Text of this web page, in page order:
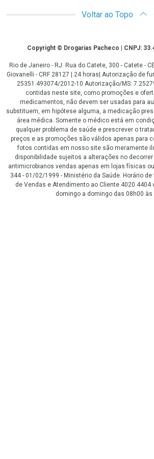
Voltar ao Topo
CopyrightCopyright © Drogarias Pacheco | CNPJ:
Rio de Janeiro - RJ: Rua do Catete, 300 - Catete -
Giovanelli - CRF 28127 | 24 horas| Autorização de
25351.493074/2012-10 Autorização/MS:
contidas neste site, como promoções e
medicamentos, não devem ser usadas para
substituem, em hipótese alguma, a medicação
área médica. Somente o médico está em
qualquer problema de saúde e prescrever o
preços e as promoções são válidos apenas para
fotos contidas em nosso site são meramente
disponibilidade sujeitos a alterações no
antimicrobianos vendas apenas em lojas físicas
344 - 01/02/1999 - Ministério da Saúde. Horário
de Vendas e Atendimento ao Cliente 4020 4404
domingo a domingo das 08h00 às